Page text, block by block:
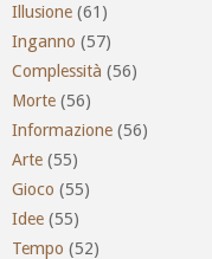
Illusione (61)
Inganno (57)
Complessità (56)
Morte (56)
Informazione (56)
Arte (55)
Gioco (55)
Idee (55)
Tempo (52)